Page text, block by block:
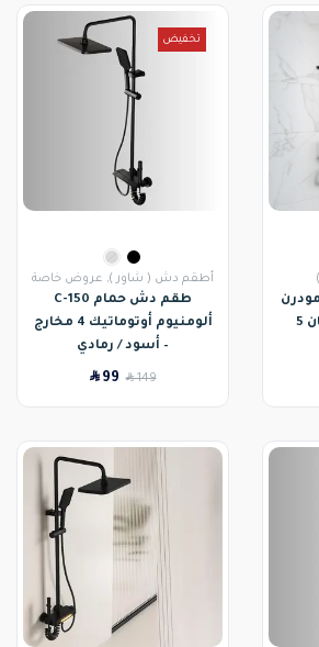
طقم دش حمام C-46 مودرن
(أسود / رمادي) ضمان 5
تخفيض
أطقم دش ( شاور ), عروض خاصة
طقم دش حمام C-150
ألومنيوم أوتوماتيك 4 مخارج
– أسود / رمادي
SAR149
SAR99